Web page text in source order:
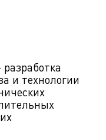
и технологии